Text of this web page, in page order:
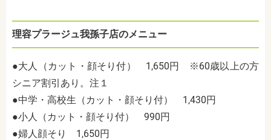
理容プラージュ我孫子店のメニュー
●大人（カット・顔そり付） 1,650円 ※60歳以上の方
シニア割引あり。 注１
●中学・高校生（カット・顔そり付） 1,430円
●小人（カット・顔そり付） 990円
●婦人顔そり 1,650円